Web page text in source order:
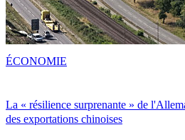
La « résilience surprenante » de
des exportations chinoises
ÉCONOMIE